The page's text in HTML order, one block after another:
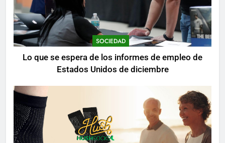
SOCIEDAD
Lo que se espera de los informes de empleo de
Estados Unidos de diciembre